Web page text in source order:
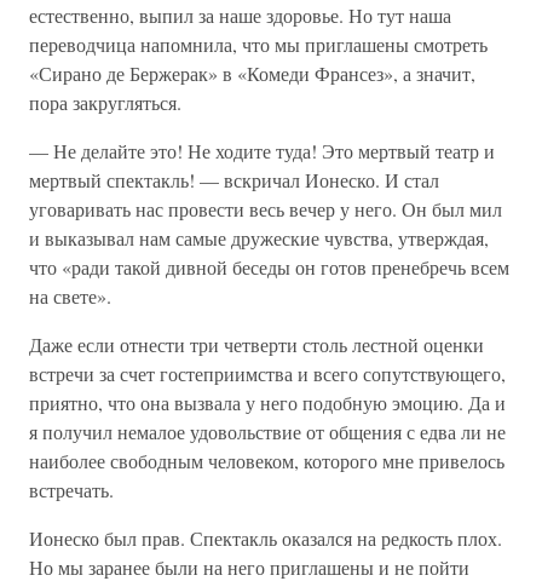
естественно, выпил за наше здоровье. Но тут наша
переводчица напомнила, что мы приглашены смотреть
«Сирано де Бержерак» в «Комеди Франсез», а значит,
пора закругляться.
— Не делайте это! Не ходите туда! Это мертвый театр и
мертвый спектакль! — вскричал Ионеско. И стал
уговаривать нас провести весь вечер у него. Он был мил
и выказывал нам самые дружеские чувства, утверждая,
что «ради такой дивной беседы он готов пренебречь всем
на свете».
Даже если отнести три четверти столь лестной оценки
встречи за счет гостеприимства и всего сопутствующего,
приятно, что она вызвала у него подобную эмоцию. Да и
я получил немалое удовольствие от общения с едва ли не
наиболее свободным человеком, которого мне привелось
встречать.
Ионеско был прав. Спектакль оказался на редкость плох.
Но мы заранее были на него приглашены и не пойти